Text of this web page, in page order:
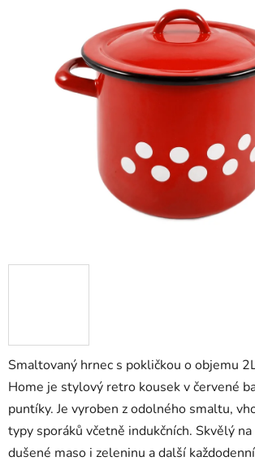
Smaltovaný hrnec s pokličkou o objemu
Home je stylový retro kousek v červené
puntíky. Je vyroben z odolného smaltu,
typy sporáků včetně indukčních. Skvělý na
dušené maso i zeleninu a další
hvězdiček.